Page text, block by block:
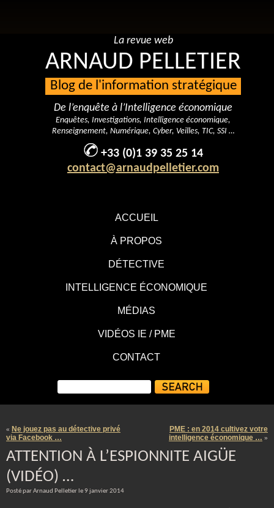
ACCUEIL
À PROPOS
DÉTECTIVE
INTELLIGENCE ÉCONOMIQUE
MÉDIAS
VIDÉOS IE / PME
CONTACT
La revue web
ARNAUD PELLETIER
Blog de l'information stratégique
De l’enquête à l’Intelligence économique
Enquêtes, Investigations, Intelligence économique,
Renseignement, Numérique, Cyber, Veilles, TIC, SSI …
+33 (0)1 39 35 25 14
contact@arnaudpelletier.com
« Ne jouez pas au détective privé
via Facebook …
PME : en 2014 cultivez votre
intelligence économique … »
ATTENTION À L’ESPIONNITE AIGÜE
(VIDÉO) …
Posté par Arnaud Pelletier le 9 janvier 2014